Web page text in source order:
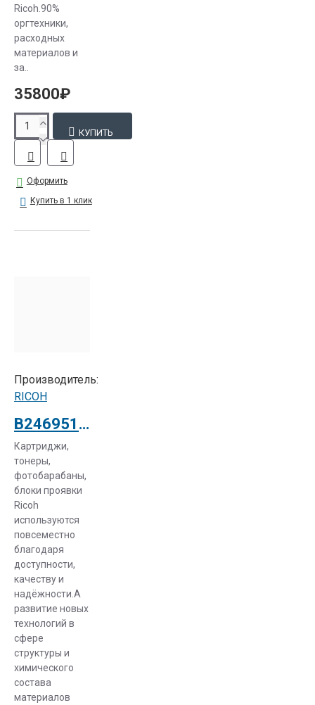
Ricoh.90%
оргтехники,
расходных
материалов и
за..
35800₽
КУПИТЬ
Оформить
Купить в 1 клик
Производитель:
RICOH
B2469510 OPC Drum Фотобарабан Ricoh Aficio MP5500/ 6500/ 7500
Картриджи,
тонеры,
фотобарабаны,
блоки проявки
Ricoh
используются
повсеместно
благодаря
доступности,
качеству и
надёжности.А
развитие новых
технологий в
сфере
структуры и
химического
состава
материалов